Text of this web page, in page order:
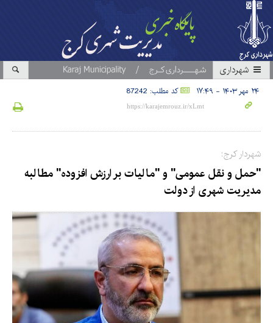
شهرداری
۲۴ مهر ۱۴۰۳ - ۱۷:۴۹ کد مطلب: 87242
شهردار کرج:
"حمل و نقل عمومی" و "مالیات بر ارزش افزوده" مطالبه
مدیریت شهری از دولت